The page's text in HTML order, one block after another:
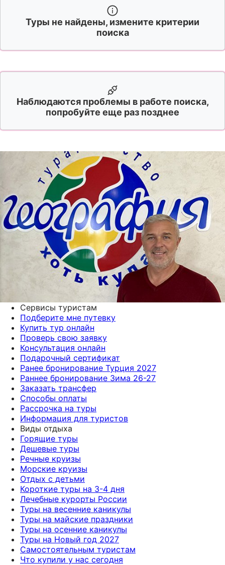
Туры не найдены, измените критерии
поиска
Наблюдаются проблемы в работе поиска,
попробуйте еще раз позднее
Сервисы туристам
Подберите мне путевку
Купить тур онлайн
Проверь свою заявку
Консультация онлайн
Подарочный сертификат
Ранее бронирование Турция 2027
Раннее бронирование Зима 26-27
Заказать трансфер
Способы оплаты
Рассрочка на туры
Информация для туристов
Виды отдыха
Горящие туры
Дешевые туры
Речные круизы
Морские круизы
Отдых с детьми
Короткие туры на 3-4 дня
Лечебные курорты России
Туры на весенние каникулы
Туры на майские праздники
Туры на осенние каникулы
Туры на Новый год 2027
Самостоятельным туристам
Что купили у нас сегодня